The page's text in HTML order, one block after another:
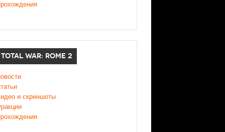
TOTAL WAR: ROME 2
и скриншоты